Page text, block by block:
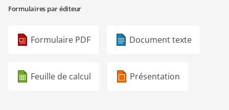
Formulaires par éditeur
Formulaire PDF Document texte
Feuille de calcul Présentation